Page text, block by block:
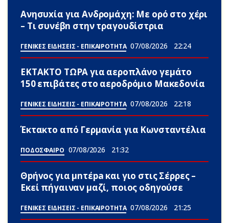
Ανησυxία για Ανδρομάχη: Με ορό στο χέρι
– Τι συνέβn στην τραγουδίστρια
ΓΕΝΙΚΕΣ ΕΙΔΗΣΕΙΣ - ΕΠΙΚΑΙΡΟΤΗΤΑ 07/08/2026 22:24
ΕΚΤΑΚΤΟ ΤΩΡΑ για αεροπλάνο γεμάτο
150 επιβάτες στο αεροδρόμιο Μακεδονία
ΓΕΝΙΚΕΣ ΕΙΔΗΣΕΙΣ - ΕΠΙΚΑΙΡΟΤΗΤΑ 07/08/2026 22:18
Έκτακτο από Γερμανία για Κωνσταντέλια
ΠΟΔΟΣΦΑΙΡΟ 07/08/2026 21:32
Θpήvος για μnτέpa και γιο στις Σέρρες –
Εκεί πήγαιναν μαζί, ποιος οδηγούσε
ΓΕΝΙΚΕΣ ΕΙΔΗΣΕΙΣ - ΕΠΙΚΑΙΡΟΤΗΤΑ 07/08/2026 21:25